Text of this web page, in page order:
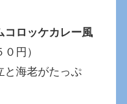
コロッケカレー風
０円）
と海老がたっぷ